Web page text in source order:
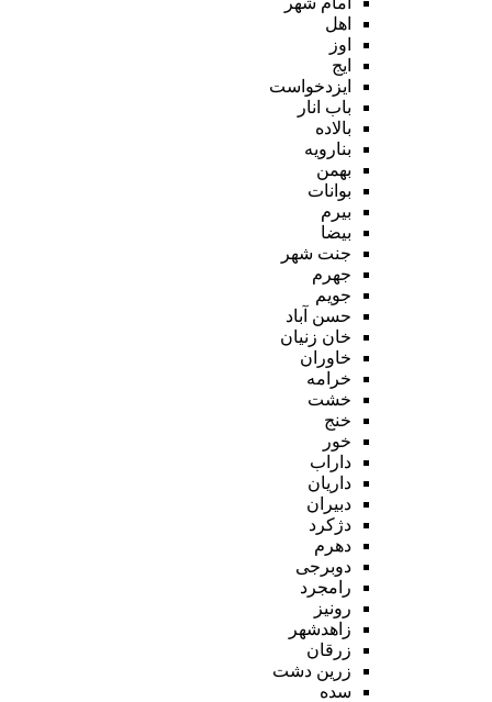
اهل
اوز
ایج
ایزدخواست
باب انار
بالاده
بنارویه
بهمن
بوانات
بیرم
بیضا
جنت شهر
جهرم
جویم
حسن آباد
خان زنیان
خاوران
خرامه
خشت
خنج
خور
داراب
داریان
دبیران
دژکرد
دهرم
دوبرجی
رامجرد
رونیز
زاهدشهر
زرقان
زرین دشت
سده